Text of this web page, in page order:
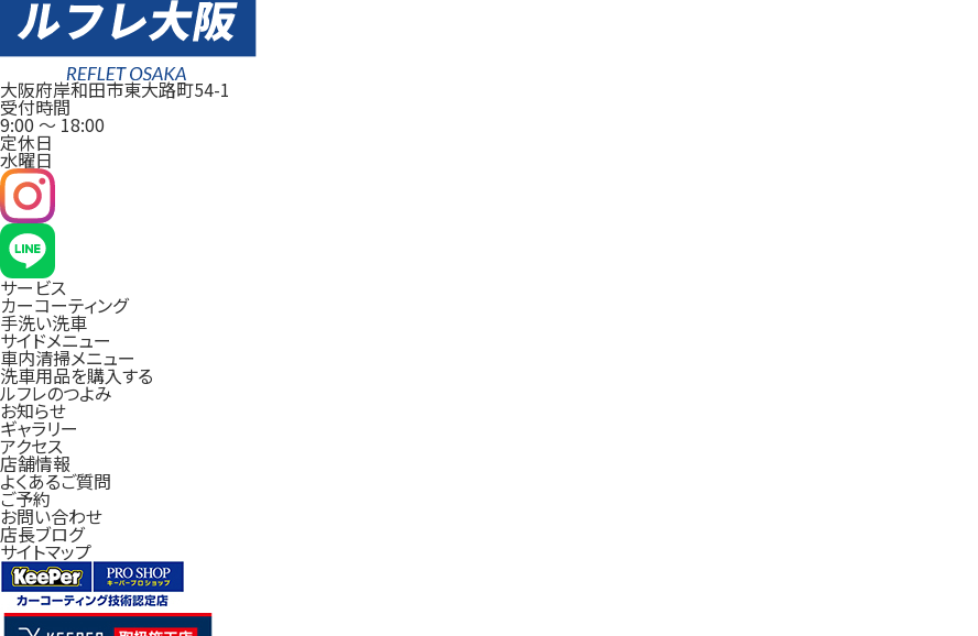
大阪府岸和田市東大路町54-1
受付時間
9:00 ～18:00
定休日
水曜日
サービス
カーコーティング
手洗い洗車
サイドメニュー
車内清掃メニュー
洗車用品を購入する
ルフレのつよみ
お知らせ
ギャラリー
アクセス
店舗情報
よくあるご質問
ご予約
お問い合わせ
店長ブログ
サイトマップ